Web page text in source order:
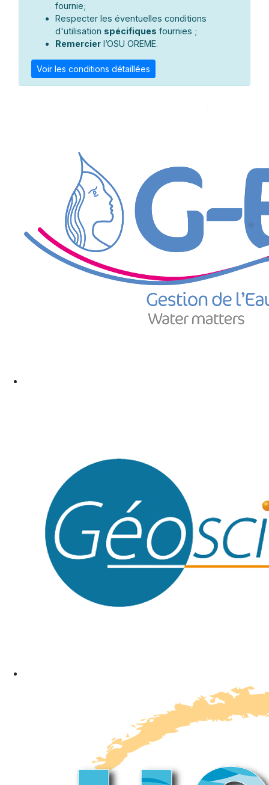
fournie;
Respecter les éventuelles conditions
d'utilisation spécifiques fournies ;
Remercier l’OSU OREME.
Voir les conditions détaillées